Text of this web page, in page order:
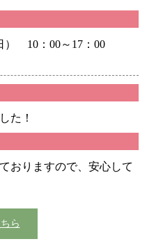
） 10：00～17：00
た！
おりますので、安心して
ら